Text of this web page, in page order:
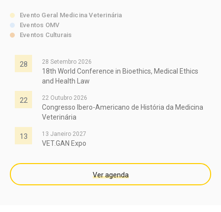
Evento Geral Medicina Veterinária
Eventos OMV
Eventos Culturais
28 28 Setembro 2026
18th World Conference in Bioethics, Medical Ethics
and Health Law
22 22 Outubro 2026
Congresso Ibero-Americano de História da Medicina
Veterinária
13 13 Janeiro 2027
VET.GAN Expo
Ver agenda